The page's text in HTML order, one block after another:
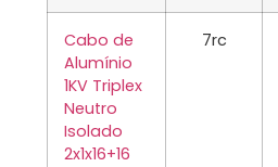
Cabo de
Alumínio
1KV Triplex
Neutro
Isolado
2x1x16+16
7rc